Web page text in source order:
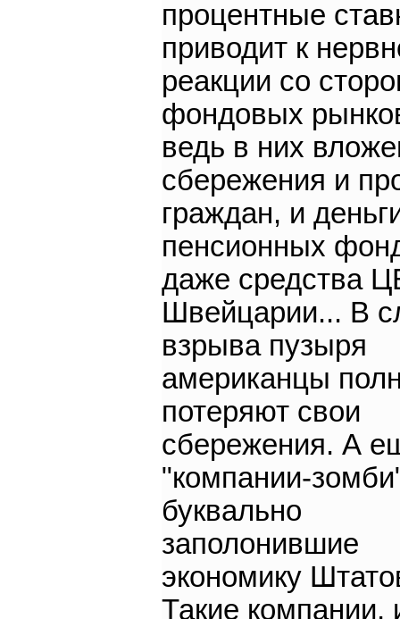
процентные
приводит к
реакции со
фондовых
ведь в них
сбережения и
граждан, и
пенсионных
даже средства
Швейцарии... В
взрыва пузыря
американцы
потеряют свои
сбережения. А
"компании-
буквально
заполонившие
экономику
Такие компании,